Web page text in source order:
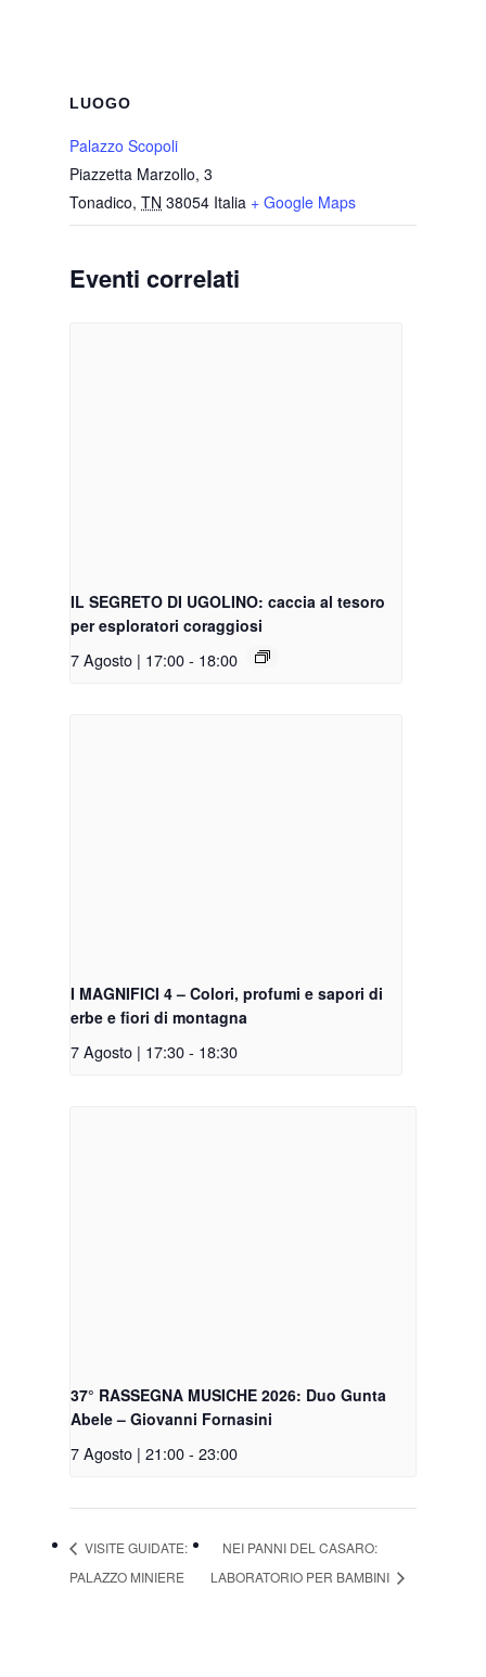
LUOGO
Palazzo Scopoli
Piazzetta Marzollo, 3
Tonadico, TN 38054 Italia + Google Maps
Eventi correlati
IL SEGRETO DI UGOLINO: caccia al tesoro
per esploratori coraggiosi
7 Agosto | 17:00- 18:00
I MAGNIFICI 4 – Colori, profumi e sapori di
erbe e fiori di montagna
7 Agosto | 17:30- 18:30
37° RASSEGNA MUSICHE 2026: Duo Gunta
Abele – Giovanni Fornasini
7 Agosto | 21:00- 23:00
VISITE GUIDATE:
PALAZZO MINIERE
NEI PANNI DEL CASARO:
LABORATORIO PER BAMBINI